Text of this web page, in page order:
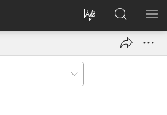
Изменить
Войти
(открывается
окне)
Поиск
по
jw.org